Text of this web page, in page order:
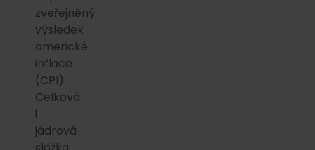
zveřejněný
výsledek
americké
inflace
(CPI).
Celková
i
jádrová